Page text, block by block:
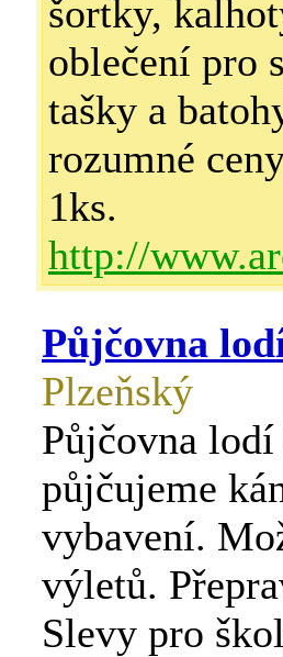
šortky,
oblečení pro
tašky a
rozumné
1ks.
http://
Půjčovna
Plzeňský
Půjčovna
půjčujeme
vybavení.
výletů.
Slevy pro